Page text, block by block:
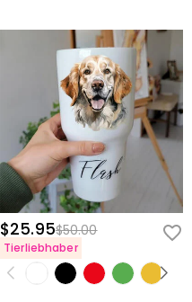
$25.95$50.00
Tierliebhaber